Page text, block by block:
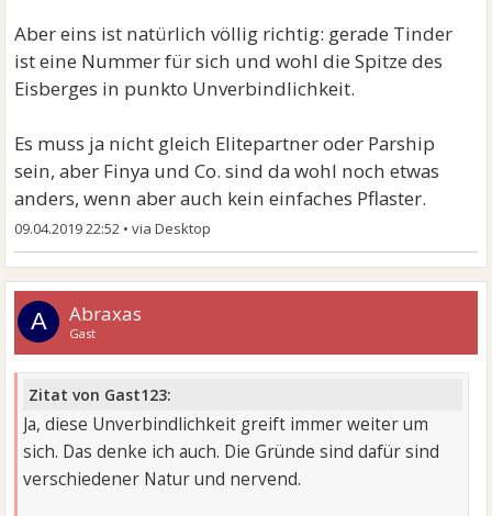
Aber eins ist natürlich völlig richtig: gerade Tinder
ist eine Nummer für sich und wohl die Spitze des
Eisberges in punkto Unverbindlichkeit.
Es muss ja nicht gleich Elitepartner oder Parship
sein, aber Finya und Co. sind da wohl noch etwas
anders, wenn aber auch kein einfaches Pflaster.
09.04.2019 22:52 •
A Abraxas
Gast
Zitat von Gast123:
Ja, diese Unverbindlichkeit greift immer weiter um
sich. Das denke ich auch. Die Gründe sind dafür sind
verschiedener Natur und nervend.